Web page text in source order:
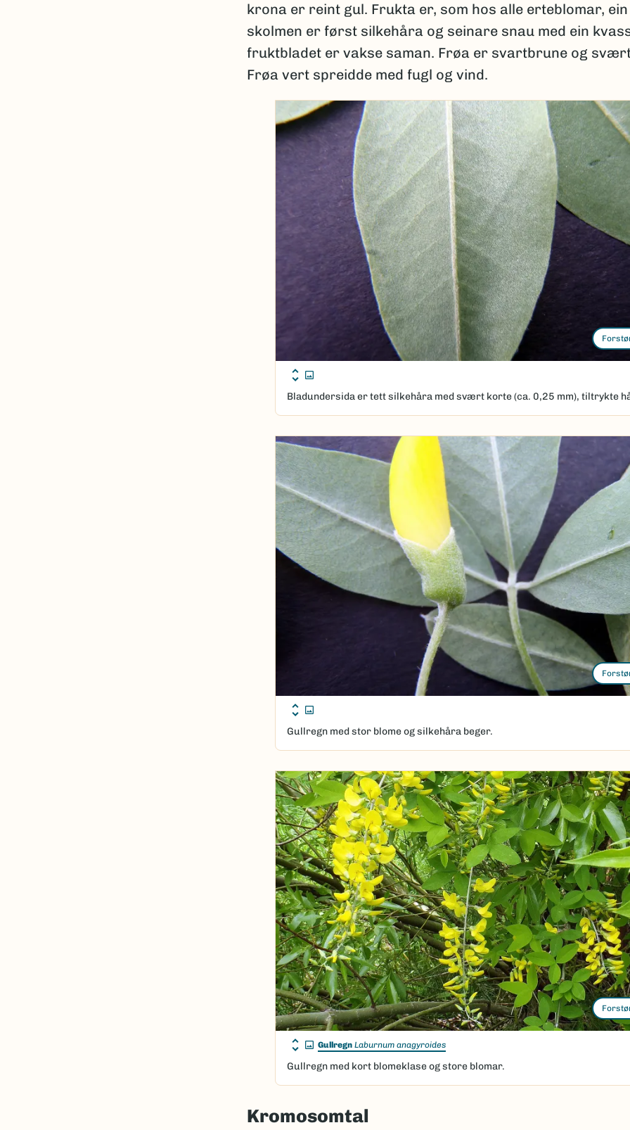
krona er reint gul. Frukta er, som hos alle erteblomar,
skolmen er først silkehåra og seinare snau med ein
fruktbladet er vakse saman. Frøa er svartbrune og
Frøa vert spreidde med fugl og vind.
Bladundersida er tett silkehåra med svært korte (ca. 0,25 mm), tiltrykte
Gullregn med stor blome og silkehåra beger.
Gullregn Laburnum anagyroides
Gullregn med kort blomeklase og store blomar.
Kromosomtal